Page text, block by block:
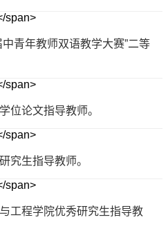
span>
青年教师双语教学大赛”二等
span>
位论文指导教师。
span>
究生指导教师。
span>
工程学院优秀研究生指导教